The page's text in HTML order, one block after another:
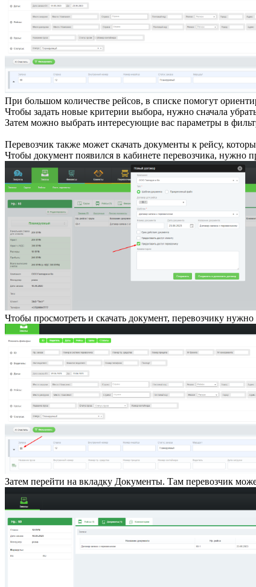
При большом количестве рейсов, в списке помогут
Чтобы задать новые критерии выбора, нужно сначала
Затем можно выбрать интересующие вас параметры в
Перевозчик также может скачать документы к рейсу,
Чтобы документ появился в кабинете перевозчика, нужно
Чтобы просмотреть и скачать документ, перевозчику
Затем перейти на вкладку Документы. Там перевозчик